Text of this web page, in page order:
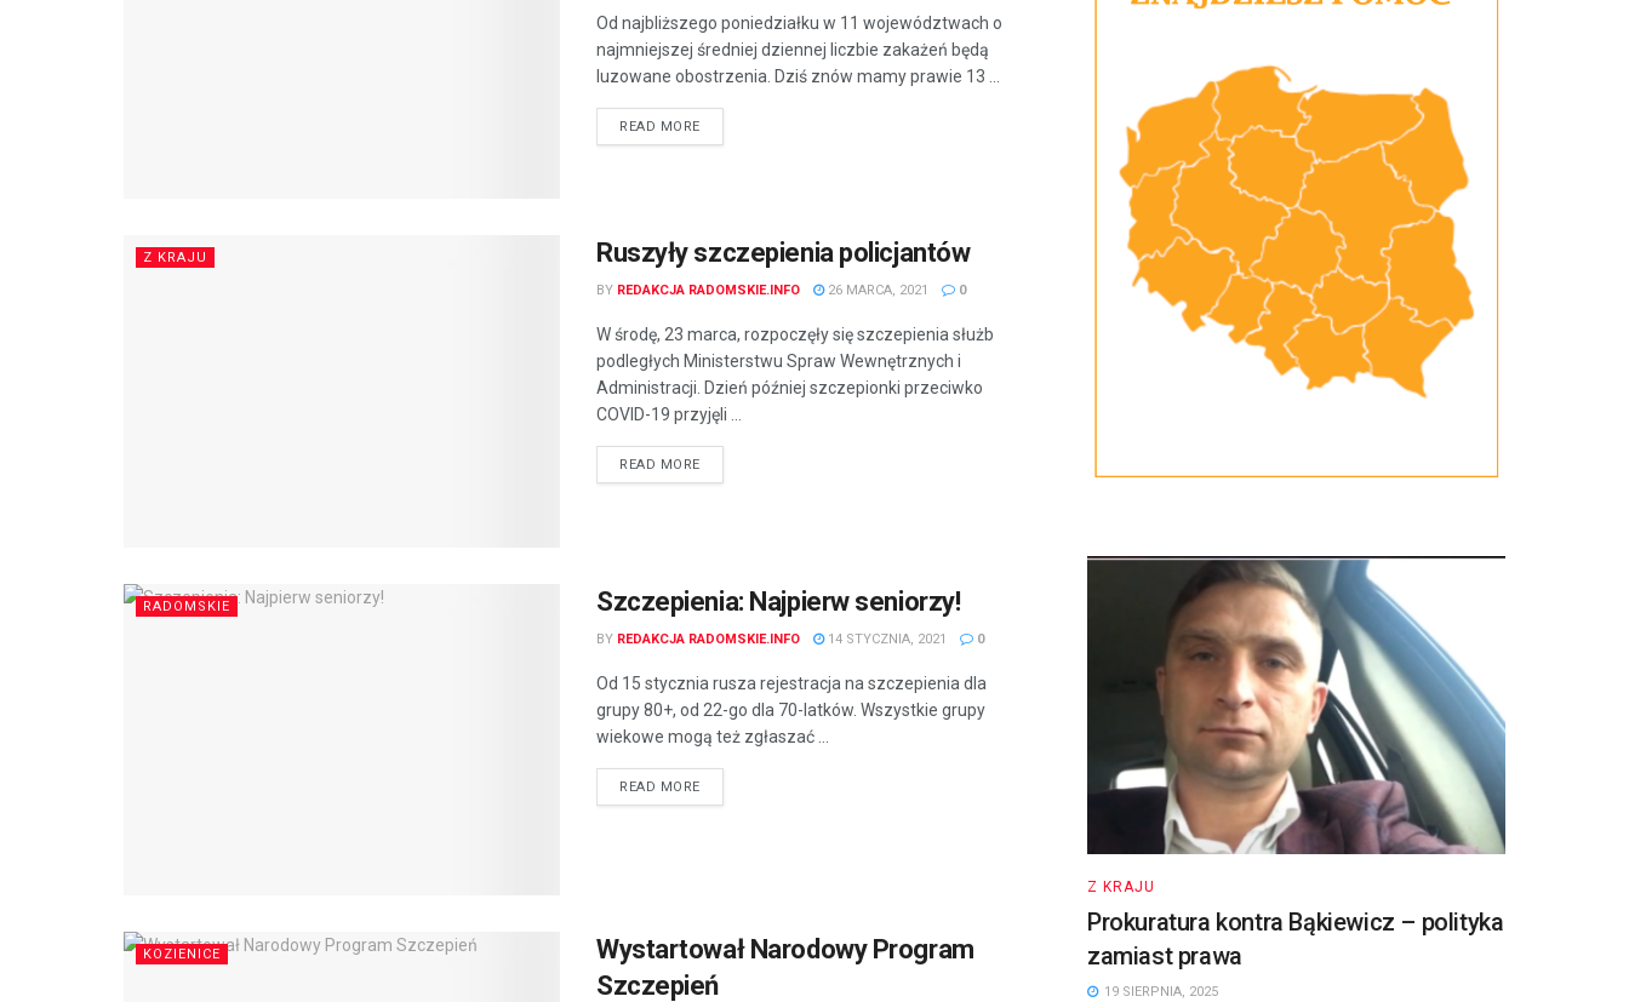
Od najbliższego poniedziałku w 11 województwach o
najmniejszej średniej dziennej liczbie zakażeń będą
luzowane obostrzenia. Dziś znów mamy prawie 13 ...
READ MORE
Z KRAJU Ruszyły szczepienia policjantów
BY REDAKCJA RADOMSKIE.INFO 26 MARCA, 2021 0
W środę, 23 marca, rozpoczęły się szczepienia służb
podległych Ministerstwu Spraw Wewnętrznych i
Administracji. Dzień później szczepionki przeciwko
COVID-19 przyjęli ...
READ MORE
RADOMSKIE Szczepienia: Najpierw seniorzy!
BY REDAKCJA RADOMSKIE.INFO 14 STYCZNIA, 2021 0
Od 15 stycznia rusza rejestracja na szczepienia dla
grupy 80+, od 22-go dla 70-latków. Wszystkie grupy
wiekowe mogą też zgłaszać ...
READ MORE
KOZIENICE
Wystartował Narodowy Program
Szczepień
Z KRAJU
Prokuratura kontra Bąkiewicz – polityka
zamiast prawa
19 SIERPNIA, 2025